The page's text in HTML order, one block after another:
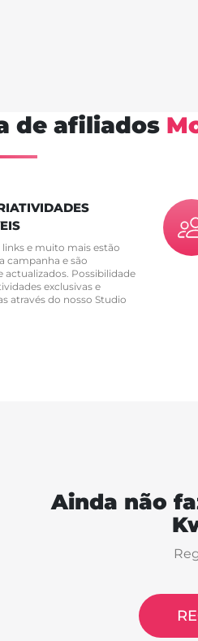
de afiliados
links e muito mais estão
campanha e são
actualizados. Possibilidade
exclusivas e
através do nosso Studio
Ainda não